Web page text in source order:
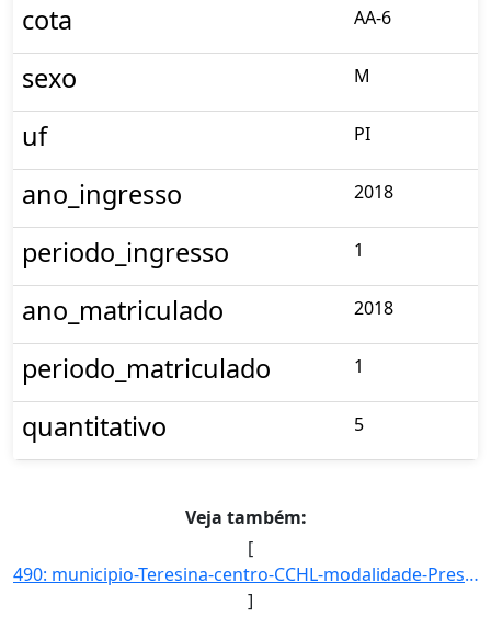
cota AA-6
sexo M
uf PI
ano_ingresso 2018
periodo_ingresso 1
ano_matriculado 2018
periodo_matriculado 1
quantitativo 5
Veja também:
[
490: municipio-Teresina-centro-CCHL-modalidade-Presencial-convenio--selecao-SISU_COTA-cota-AA-7-sexo-F-uf]
]